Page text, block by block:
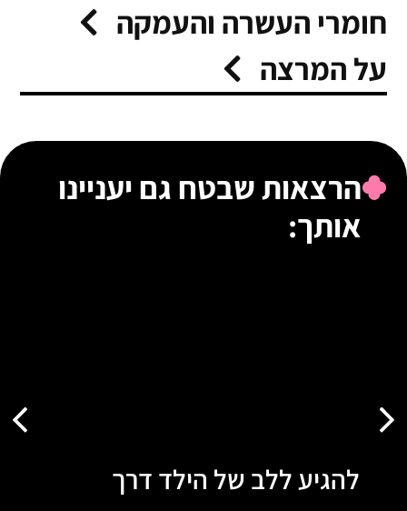
חומרי העשרה והעמקה
על המרצה
הרצאות שבטח גם יעניינו
אותך:
של הילד דרך איך תכל'ס